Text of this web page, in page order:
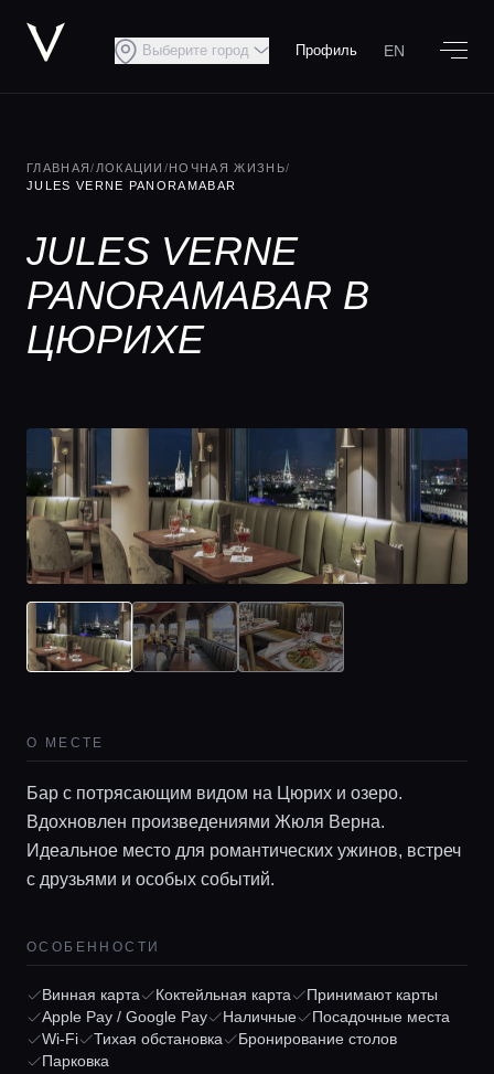
Главная
Выберите город Профиль EN
ГЛАВНАЯ/ ЛОКАЦИИ /НОЧНАЯ ЖИЗНЬ/
JULES VERNE PANORAMABAR
JULES VERNE
PANORAMABAR В
ЦЮРИХЕ
О МЕСТЕ
Бар с потрясающим видом на Цюрих и озеро.
Вдохновлен произведениями Жюля Верна.
Идеальное место для романтических ужинов, встреч
с друзьями и особых событий.
ОСОБЕННОСТИ
Винная карта Коктейльная карта
Принимают карты
Apple Pay / Google Pay
Наличные
Посадочные места
Wi-Fi
Тихая обстановка
Бронирование столов
Парковка